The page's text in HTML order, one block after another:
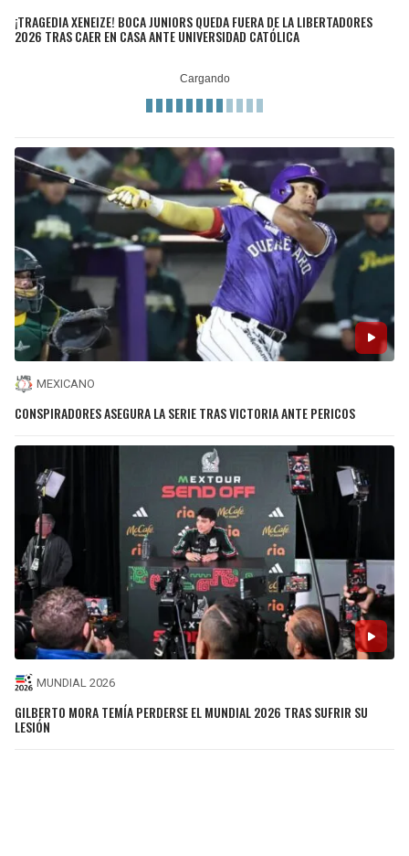
¡TRAGEDIA XENEIZE! BOCA JUNIORS QUEDA FUERA DE LA LIBERTADORES
2026 TRAS CAER EN CASA ANTE UNIVERSIDAD CATÓLICA
MEXICANO
CONSPIRADORES ASEGURA LA SERIE TRAS VICTORIA ANTE PERICOS
MUNDIAL 2026
GILBERTO MORA TEMÍA PERDERSE EL MUNDIAL 2026 TRAS SUFRIR SU
LESIÓN